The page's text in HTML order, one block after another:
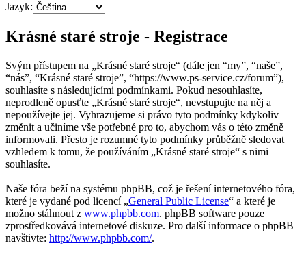
Jazyk:
Krásné staré stroje - Registrace
Svým přístupem na „Krásné staré stroje“ (dále jen “my”, “naše”,
“nás”, “Krásné staré stroje”, “https://www.ps-service.cz/forum”),
souhlasíte s následujícími podmínkami. Pokud nesouhlasíte,
neprodleně opusťte „Krásné staré stroje“, nevstupujte na něj a
nepoužívejte jej. Vyhrazujeme si právo tyto podmínky kdykoliv
změnit a učiníme vše potřebné pro to, abychom vás o této změně
informovali. Přesto je rozumné tyto podmínky průběžně sledovat
vzhledem k tomu, že používáním „Krásné staré stroje“ s nimi
souhlasíte.
Naše fóra beží na systému phpBB, což je řešení internetového fóra,
které je vydané pod licencí „General Public License“ a které je
možno stáhnout z www.phpbb.com. phpBB software pouze
zprostředkovává internetové diskuze. Pro další informace o phpBB
navštivte: http://www.phpbb.com/.